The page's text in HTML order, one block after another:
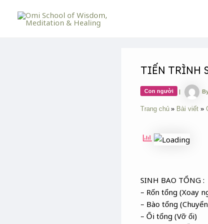
TIẾN TRÌNH
Con người |
Trang chủ Bài viết
SINH BAO TỔNG :
– Rốn tổng (Xoay
– Bào tổng
– Ối tổng (Vỡ ối)